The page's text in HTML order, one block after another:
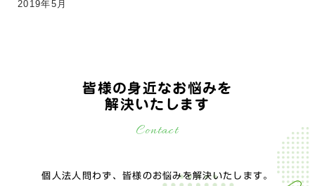
2019年5月
皆様の身近なお悩みを
解決いたします
Contact
個人法人問わず、皆様のお悩みを解決いたします。